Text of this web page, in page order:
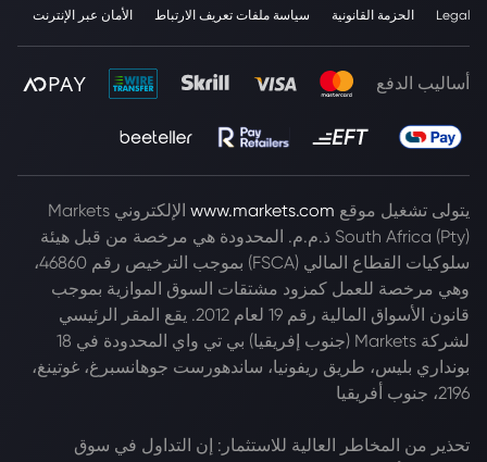
Legal الحزمة القانونية سياسة ملفات تعريف الارتباط الأمان عبر الإنترنت
أساليب الدفع
يتولى تشغيل موقع www.markets.com
الإلكتروني Markets
South Africa (Pty) ذ.م.م. المحدودة هي مرخصة من قبل هيئة
سلوكيات القطاع المالي (FSCA) بموجب الترخيص رقم 46860،
وهي مرخصة للعمل كمزود مشتقات السوق الموازية بموجب
قانون الأسواق المالية رقم 19 لعام 2012. يقع المقر الرئيسي
لشركة Markets (جنوب إفريقيا) بي تي واي المحدودة في 18
بونداري بليس، طريق ريفونيا، ساندهورست جوهانسبرغ، غوتينغ،
2196، جنوب أفريقيا
تحذير من المخاطر العالية للاستثمار: إن التداول في سوق